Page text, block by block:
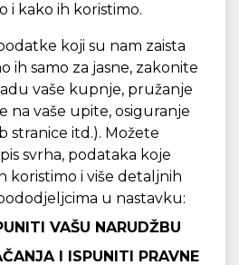
i kako ih koristimo.
koji su nam zaista
ih samo za jasne, zakonite
vaše kupnje, pružanje
na vaše upite, osiguranje
stranice itd.). Možete
svrha, podataka koje
koristimo i više detaljnih
u nastavku:
VAŠU NARUDŽBU
I ISPUNITI PRAVNE